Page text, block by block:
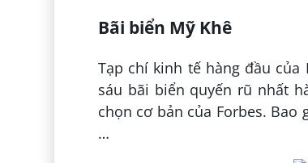
Bãi biển Mỹ Khê
Tạp chí kinh tế hàng đầu
sáu bãi biển quyến rũ nhất
chọn cơ bản của Forbes.
…